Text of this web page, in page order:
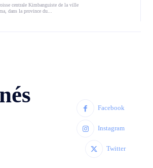
centrale Kimbanguiste de la ville
dans la province du...
Facebook
Instagram
Twitter